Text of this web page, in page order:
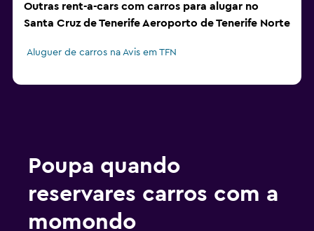
Outras rent-a-cars com carros para alugar no
Santa Cruz de Tenerife Aeroporto de Tenerife Norte
Aluguer de carros na Avis em TFN
Poupa quando
reservares carros com a
momondo